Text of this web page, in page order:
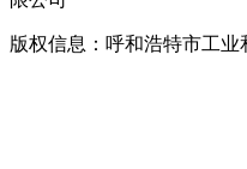
版权信息：呼和浩特市工业